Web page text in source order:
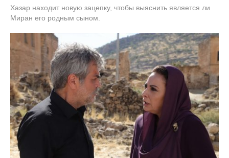
Хазар находит новую зацепку, чтобы выяснить является ли
Миран его родным сыном.